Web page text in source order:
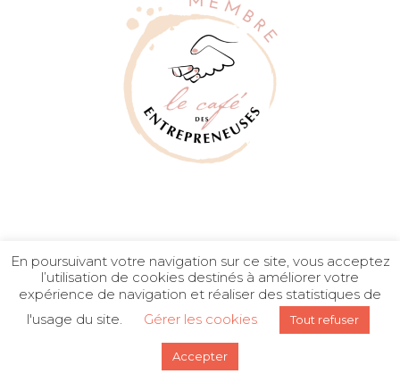
© Since 2018 - Claire Salma Coaching FCZO -
Mentions Légales / Legal Notice
Terms &
Conditions / CGV -Privacy Policy
En poursuivant votre navigation sur ce site, vous acceptez
l’utilisation de cookies destinés à améliorer votre
expérience de navigation et réaliser des statistiques de
l'usage du site.
Gérer les cookies Tout refuser
Accepter